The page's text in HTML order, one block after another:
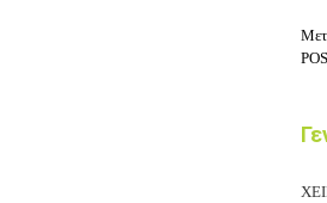
POS